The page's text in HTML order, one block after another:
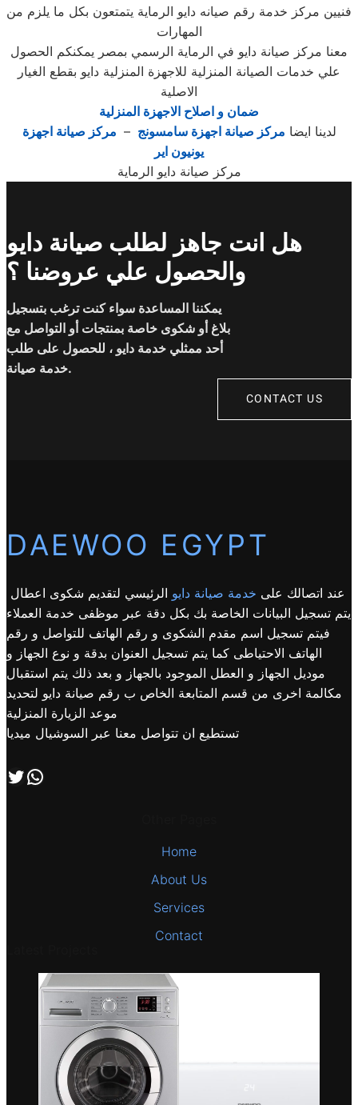
فنيين مركز خدمة رقم صيانه دايو الرماية يتمتعون بكل ما يلزم من
المهارات
معنا مركز صيانة دايو في الرماية الرسمي بمصر يمكنكم الحصول
علي خدمات الصيانة المنزلية للاجهزة المنزلية دايو بقطع الغيار
الاصلية
ضمان و اصلاح الاجهزة المنزلية
لدينا ايضا مركز صيانة اجهزة سامسونج – مركز صيانة اجهزة
يونيون اير
مركز صيانة دايو الرماية
هل انت جاهز لطلب صيانة دايو
والحصول علي عروضنا ؟
يمكننا المساعدة سواء كنت ترغب بتسجيل
بلاغ أو شكوى خاصة بمنتجات أو التواصل مع
أحد ممثلي خدمة دايو ، للحصول على طلب
خدمة صيانة.
CONTACT US
DAEWOO EGYPT
عند اتصالك على خدمة صيانة دايو الرئيسي لتقديم شكوى اعطال
يتم تسجيل البيانات الخاصة بك بكل دقة عبر موظفى خدمة العملاء
فيتم تسجيل اسم مقدم الشكوى و رقم الهاتف للتواصل و رقم
الهاتف الاحتياطى كما يتم تسجيل العنوان بدقة و نوع الجهاز و
موديل الجهاز و العطل الموجود بالجهاز و بعد ذلك يتم استقبال
مكالمة اخرى من قسم المتابعة الخاص ب رقم صيانة دايو لتحديد
موعد الزيارة المنزلية
تستطيع ان تتواصل معنا عبر السوشيال ميديا
تابعنا علي صفحة التويتر اتصل بنا علي طريق الوتساب
Home
About Us
Services
Contact